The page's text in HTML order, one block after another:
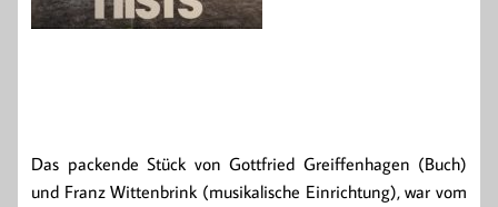
Das packende Stück von Gottfried Greiffenhagen (Buch)
und Franz Wittenbrink (musikalische Einrichtung), war vom